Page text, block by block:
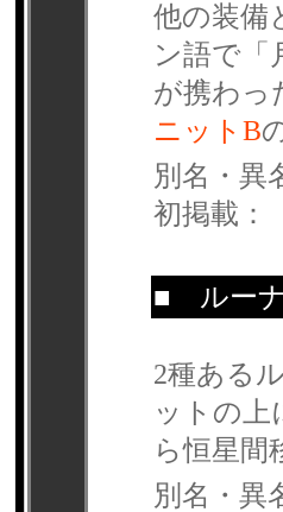
他の装備
ン語で「
が携わっ
ニットB
別名・
初掲載：
■ ルー
2種ある
ットの上
ら恒星間
別名・